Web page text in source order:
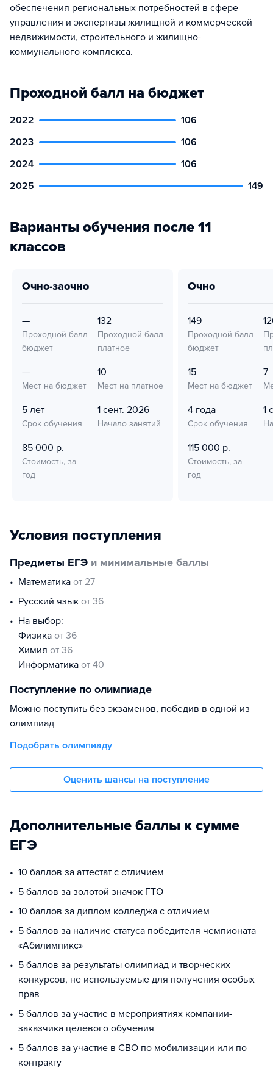
обеспечения региональных потребностей в сфере
управления и экспертизы жилищной и коммерческой
недвижимости, строительного и жилищно-
коммунального комплекса.
Проходной балл на бюджет
2022
106
2023
106
2024
106
2025
149
Варианты обучения после 11
классов
очно-заочно
—
Проходной балл
бюджет
132
Проходной балл
платное
—
Мест на бюджет
10
Мест на платное
5 лет
Срок обучения
1 сент. 2026
Начало занятий
85 000 р.
Стоимость, за
год
очно
149
Проходной балл
бюджет
15
Мест на бюджет
7
4 года
Срок обучения
1
115 000 р.
Стоимость, за
год
Условия поступления
Предметы ЕГЭ и минимальные баллы
математика от 27
русский язык от 36
На выбор:
физика от 36
химия от 36
информатика от 40
Поступление по олимпиаде
Можно поступить без экзаменов, победив в одной из
олимпиад
Подобрать олимпиаду
Оценить шансы на поступление
Дополнительные баллы к сумме
ЕГЭ
10 баллов за аттестат с отличием
5 баллов за золотой значок ГТО
10 баллов за диплом колледжа с отличием
5 баллов за наличие статуса победителя чемпионата
«Абилимпикс»
5 баллов за результаты олимпиад и творческих
конкурсов, не используемые для получения особых
прав
5 баллов за участие в мероприятиях компании-
заказчика целевого обучения
5 баллов за участие в СВО по мобилизации или по
контракту